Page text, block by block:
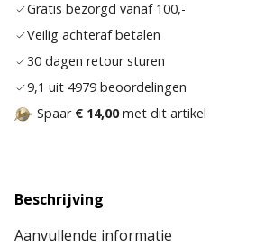
Gratis bezorgd vanaf 100,-
Veilig achteraf betalen
30 dagen retour sturen
9,1 uit 4979 beoordelingen
Spaar € 14,00met dit artikel
Beschrijving
Aanvullende informatie